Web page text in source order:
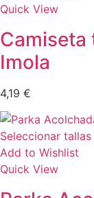
Quick View
Camiseta
Imola
4,19 €
Seleccionar tallas
Add to Wishlist
Quick View